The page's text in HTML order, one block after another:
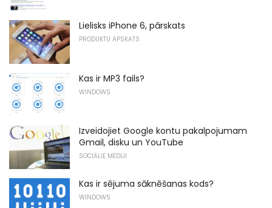
Lielisks iPhone 6, pārskats
PRODUKTU APSKATS
Kas ir MP3 fails?
WINDOWS
Izveidojiet Google kontu pakalpojumam
Gmail, disku un YouTube
SOCIĀLIE MĒDIJI
Kas ir sējuma sāknēšanas kods?
WINDOWS